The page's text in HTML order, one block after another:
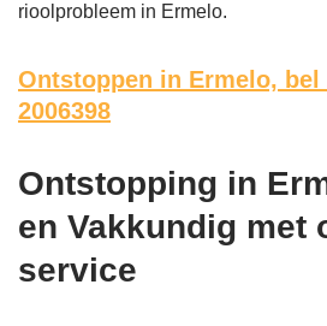
rioolprobleem in Ermelo.
Ontstoppen in Ermelo, bel
2006398
Ontstopping in
en Vakkundig met
service